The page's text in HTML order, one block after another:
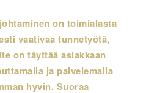
on toimialasta
vaativaa tunnetyötä,
on täyttää asiakkaan
ja palvelemalla
hyvin. Suoraa